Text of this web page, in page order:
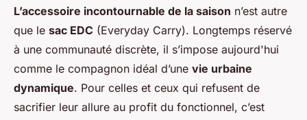
Comment adopter un sac edc
pour allier style, praticité et
résistance
Nathan•19 février 2026•6 min de lecture
L’accessoire incontournable de la saison n’est autre
que le sac EDC (Everyday Carry). Longtemps réservé
à une communauté discrète, il s’impose aujourd'hui
comme le compagnon idéal d’une vie urbaine
dynamique. Pour celles et ceux qui refusent de
sacrifier leur allure au profit du fonctionnel, c’est